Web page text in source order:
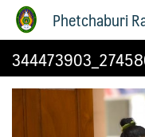
Phetchaburi